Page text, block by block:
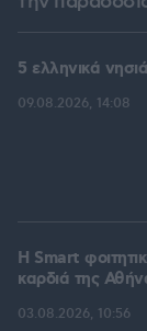
5 ελληνικά
09.08.2026, 14:08
Η Smart
καρδιά της
03.08.2026, 10:56